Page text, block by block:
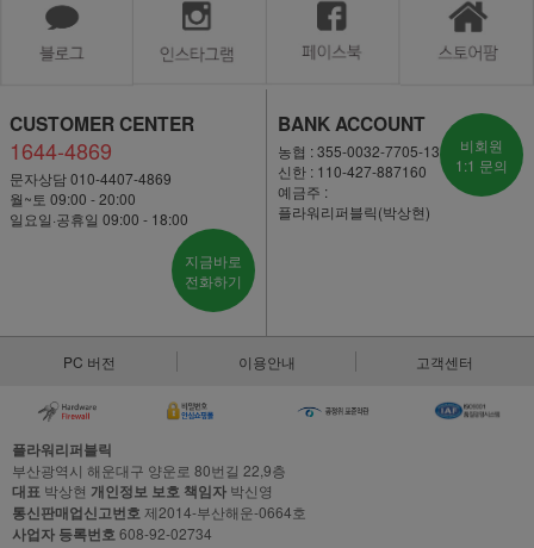
CUSTOMER CENTER
1644-4869
문자상담 010-4407-4869
월~토 09:00 - 20:00
일요일·공휴일 09:00 - 18:00
지금바로
전화하기
BANK ACCOUNT
농협 : 355-0032-7705-13
신한 : 110-427-887160
예금주 :
플라워리퍼블릭(박상현)
비회원
1:1 문의
PC 버전 이용안내 고객센터
플라워리퍼블릭
부산광역시 해운대구 양운로 80번길 22,9층
대표 박상현 개인정보 보호 책임자 박신영
통신판매업신고번호제2014-부산해운-0664호
사업자 등록번호608-92-02734